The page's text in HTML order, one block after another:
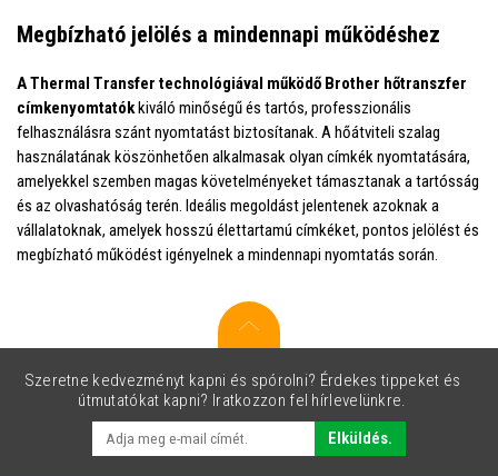
Megbízható jelölés a mindennapi működéshez
A Thermal Transfer technológiával működő Brother hőtranszfer
címkenyomtatókkiváló minőségű és tartós, professzionális
felhasználásra szánt nyomtatást biztosítanak. A hőátviteli szalag
használatának köszönhetően alkalmasak olyan címkék nyomtatására,
amelyekkel szemben magas követelményeket támasztanak a tartósság
és az olvashatóság terén. Ideális megoldást jelentenek azoknak a
vállalatoknak, amelyek hosszú élettartamú címkéket, pontos jelölést és
megbízható működést igényelnek a mindennapi nyomtatás során.
Szeretne kedvezményt kapni és spórolni? Érdekes tippeket és
útmutatókat kapni? Iratkozzon fel hírlevelünkre.
Elküldés.